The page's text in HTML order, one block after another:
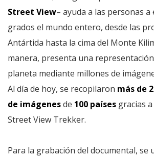
Street View– ayuda a las personas
grados el mundo entero, desde las
Antártida hasta la cima del Monte
manera, presenta una
planeta mediante millones de
Al día de hoy, se recopilaron más de
de imágenesde 100 países gracias
Street View Trekker.
Para la grabación del documental,